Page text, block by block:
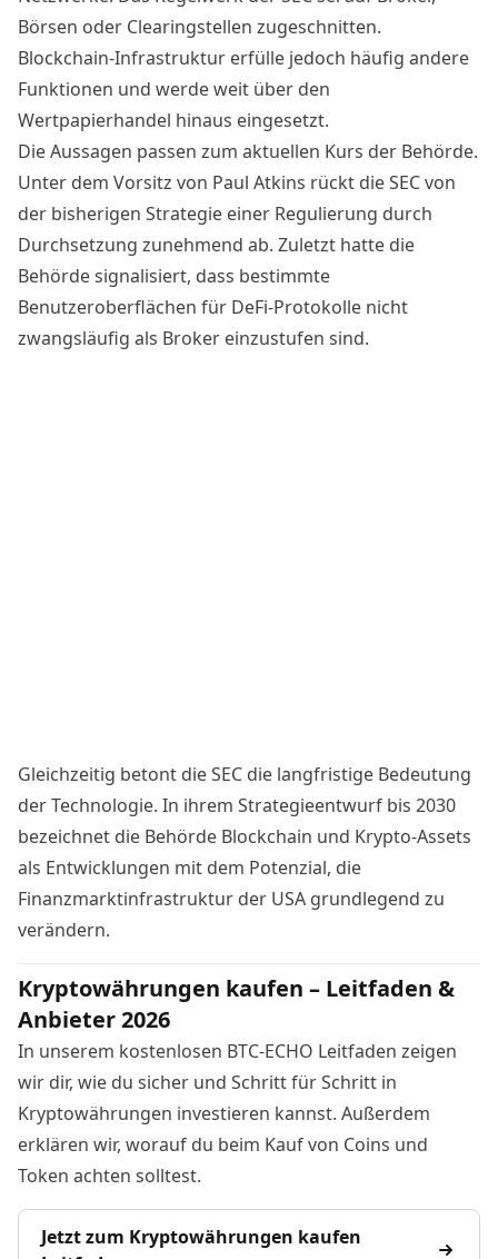
Börsen oder Clearingstellen zugeschnitten.
Blockchain-Infrastruktur erfülle jedoch häufig andere
Funktionen und werde weit über den
Wertpapierhandel hinaus eingesetzt.
Die Aussagen passen zum aktuellen Kurs der Behörde.
Unter dem Vorsitz von Paul Atkins rückt die SECvon
der bisherigen Strategie einer Regulierung durch
Durchsetzung zunehmend ab. Zuletzt hatte die
Behörde signalisiert, dass bestimmte
Benutzeroberflächen für DeFi-Protokolle nicht
zwangsläufig als Broker einzustufen sind.
Gleichzeitig betont die SEC die langfristige Bedeutung
der Technologie. In ihrem Strategieentwurf bis 2030
bezeichnet die Behörde Blockchain und Krypto-Assets
als Entwicklungen mit dem Potenzial, die
Finanzmarktinfrastruktur der USA grundlegend zu
verändern.
Kryptowährungen kaufen – Leitfaden &
Anbieter 2026
In unserem kostenlosen BTC-ECHO Leitfaden zeigen
wir dir, wie du sicher und Schritt für Schritt in
Kryptowährungen investieren kannst. Außerdem
erklären wir, worauf du beim Kauf von Coins und
Token achten solltest.
Jetzt zum Kryptowährungen kaufen